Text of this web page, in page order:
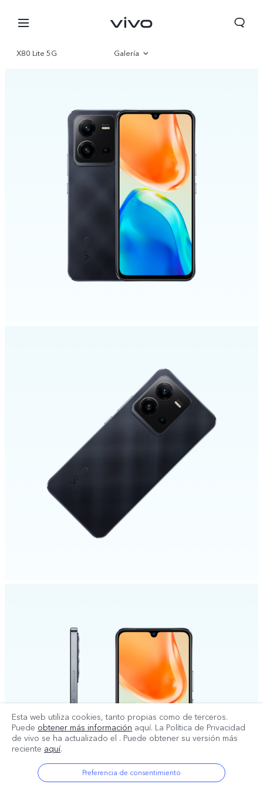
X80 Lite 5G Galería
Especificaciones
Esta web utiliza cookies, tanto propias como de terceros.
Puede obtener más información aquí. La Política de Privacidad
de vivo se ha actualizado el . Puede obtener su versión más
reciente aquí.
Preferencia de consentimiento